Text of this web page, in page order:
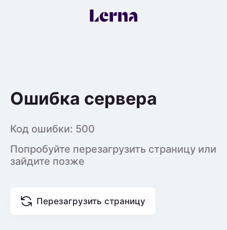
Ошибка сервера
Код ошибки: 500
Попробуйте перезагрузить страницу или
зайдите позже
Перезагрузить страницу